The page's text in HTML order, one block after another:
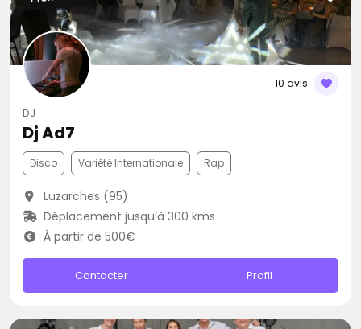
10 avis
DJ
Dj Ad7
Disco Variété Internationale Rap
Luzarches (95)
Déplacement jusqu’à 300 kms
À partir de 500€
Contacter Profil